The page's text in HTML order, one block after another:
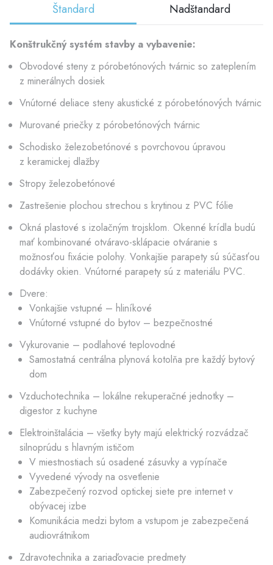
Štandard Nadštandard
Konštrukčný systém stavby a vybavenie:
Obvodové steny z pórobetónových tvárnic so zateplením
z minerálnych dosiek
Vnútorné deliace steny akustické z pórobetónových tvárnic
Murované priečky z pórobetónových tvárnic
Schodisko železobetónové s povrchovou úpravou
z keramickej dlažby
Stropy železobetónové
Zastrešenie plochou strechou s krytinou z PVC fólie
Okná plastové s izolačným trojsklom. Okenné krídla budú
mať kombinované otváravo-sklápacie otváranie s
možnosťou fixácie polohy. Vonkajšie parapety sú súčasťou
dodávky okien. Vnútorné parapety sú z materiálu PVC.
Dvere:
Vonkajšie vstupné – hliníkové
Vnútorné vstupné do bytov – bezpečnostné
Vykurovanie – podlahové teplovodné
Samostatná centrálna plynová kotolňa pre každý bytový
dom
Vzduchotechnika – lokálne rekuperačné jednotky –
digestor z kuchyne
Elektroinštalácia – všetky byty majú elektrický rozvádzač
silnoprúdu s hlavným ističom
V miestnostiach sú osadené zásuvky a vypínače
Vyvedené vývody na osvetlenie
Zabezpečený rozvod optickej siete pre internet v
obývacej izbe
Komunikácia medzi bytom a vstupom je zabezpečená
audiovrátnikom
Zdravotechnika a zariaďovacie predmety